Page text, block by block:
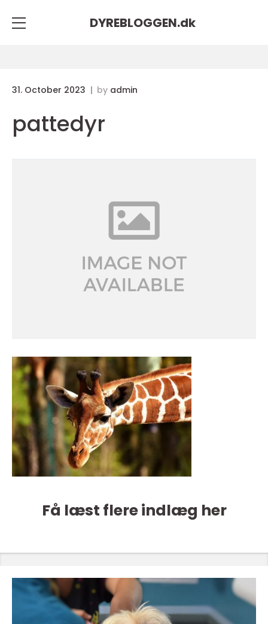
DYREBLOGGEN.dk
31. October 2023 by admin
pattedyr
Få læst flere indlæg her